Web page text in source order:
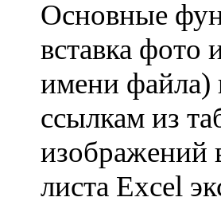
Основные
вставка фото
имени файла)
ссылкам из
изображений
листа Excel